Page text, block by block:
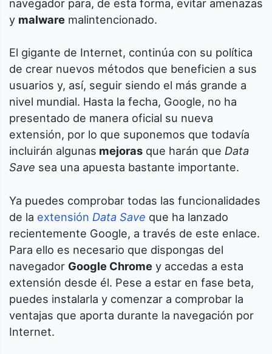
navegador para, de esta forma, evitar amenazas
y malware malintencionado.
El gigante de Internet, continúa con su política
de crear nuevos métodos que beneficien a sus
usuarios y, así, seguir siendo el más grande a
nivel mundial. Hasta la fecha, Google, no ha
presentado de manera oficial su nueva
extensión, por lo que suponemos que todavía
incluirán algunas mejoras que harán que Data
Save sea una apuesta bastante importante.
Ya puedes comprobar todas las funcionalidades
de la extensión Data Save que ha lanzado
recientemente Google, a través de este enlace.
Para ello es necesario que dispongas del
navegador Google Chrome y accedas a esta
extensión desde él. Pese a estar en fase beta,
puedes instalarla y comenzar a comprobar la
ventajas que aporta durante la navegación por
Internet.